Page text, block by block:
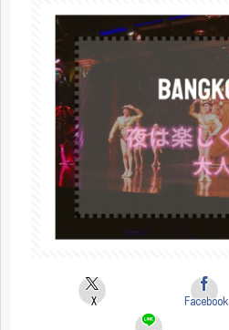
X Facebook